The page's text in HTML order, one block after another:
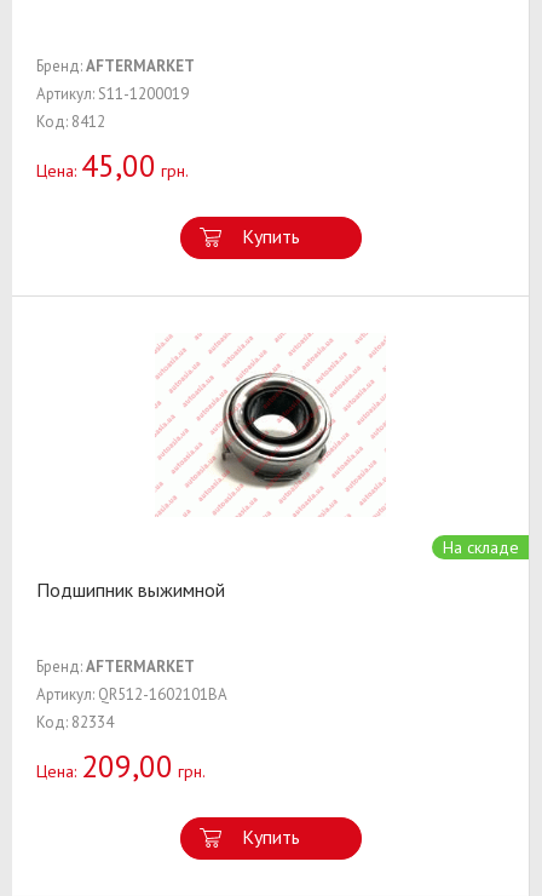
Бренд:AFTERMARKET
Артикул: S11-1200019
Код: 8412
Цена: 45,00 грн.
Купить
На складе
Подшипник выжимной
Бренд:AFTERMARKET
Артикул: QR512-1602101BA
Код: 82334
Цена: 209,00 грн.
Купить